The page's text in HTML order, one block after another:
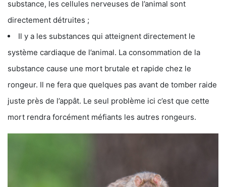
substance, les cellules nerveuses de l’animal sont
directement détruites ;
Il y a les substances qui atteignent directement le
système cardiaque de l’animal. La consommation de la
substance cause une mort brutale et rapide chez le
rongeur. Il ne fera que quelques pas avant de tomber raide
juste près de l’appât. Le seul problème ici c’est que cette
mort rendra forcément méfiants les autres rongeurs.